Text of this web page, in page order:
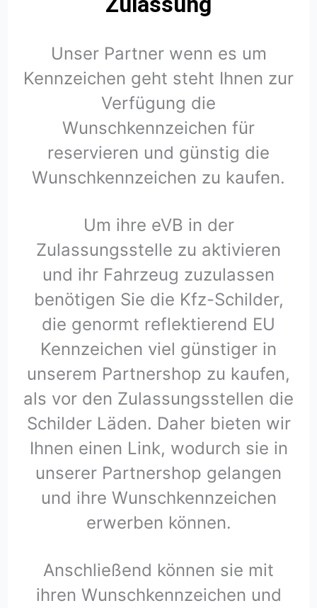
Unser Partner wenn es um
Kennzeichen geht steht Ihnen zur
Verfügung die
Wunschkennzeichen für
reservieren und günstig die
Wunschkennzeichen zu kaufen.
Um ihre eVB in der
Zulassungsstelle zu aktivieren
und ihr Fahrzeug zuzulassen
benötigen Sie die Kfz-Schilder,
die genormt reflektierend EU
Kennzeichen viel günstiger in
unserem Partnershop zu kaufen,
als vor den Zulassungsstellen die
Schilder Läden. Daher bieten wir
Ihnen einen Link, wodurch sie in
unserer Partnershop gelangen
und ihre Wunschkennzeichen
erwerben können.
Anschließend können sie mit
ihren Wunschkennzeichen und